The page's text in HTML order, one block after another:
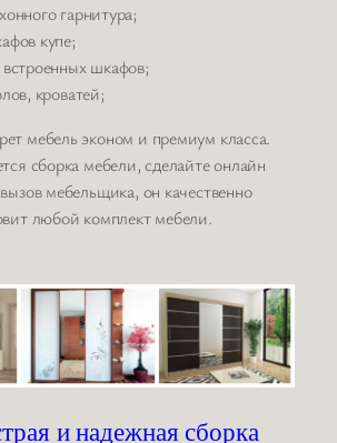
гарнитура;
купе;
встроенных шкафов;
кроватей;
мебель эконом и премиум класса.
сборка мебели, сделайте онлайн
мебельщика, он качественно
любой комплект мебели.
и надежная сборка